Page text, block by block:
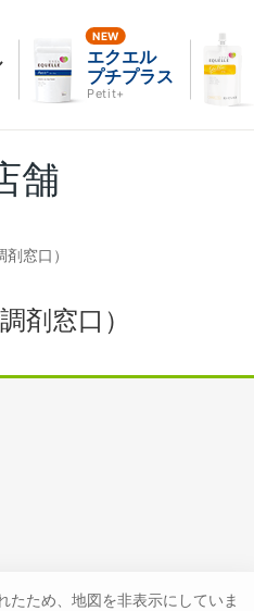
エクエル
プチプラス
Petit+
舗
窓口）
剤窓口）
たため、地図を非表示にしていま